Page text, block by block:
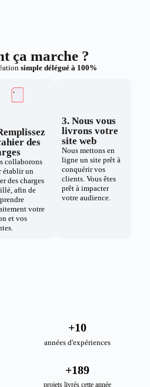
ça marche ?
simple délégué à 100%
des
collaborons
établir un
des charges
afin de
votre
et vos
3. Nous vous
livrons votre
site web
Nous mettons en
ligne un site prêt à
conquérir vos
clients. Vous êtes
prêt à impacter
votre audience.
années d'expériences
+10
projets livrés cette année
+189